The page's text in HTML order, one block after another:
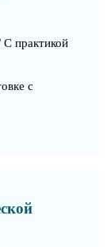
практикой
с